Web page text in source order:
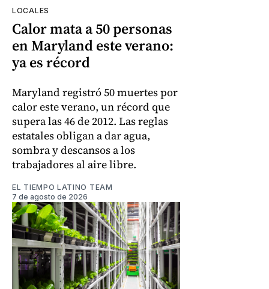
LOCALES
Calor mata a 50 personas
en Maryland este verano:
ya es récord
Maryland registró 50 muertes por
calor este verano, un récord que
supera las 46 de 2012. Las reglas
estatales obligan a dar agua,
sombra y descansos a los
trabajadores al aire libre.
EL TIEMPO LATINO TEAM
7 de agosto de 2026